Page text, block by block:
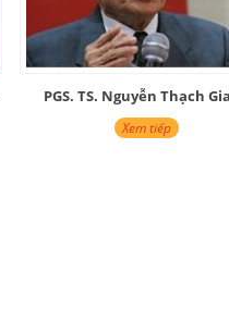
PGS. TS. Nguyễn Thạch
Xem tiếp